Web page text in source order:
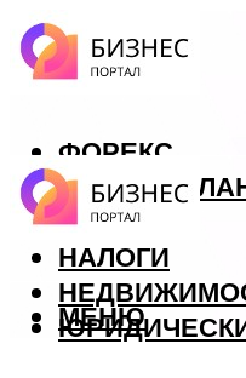
ФОРЕКС
БИЗНЕС
КРЕДИТЫ
НАЛОГИ
МЕНЮ